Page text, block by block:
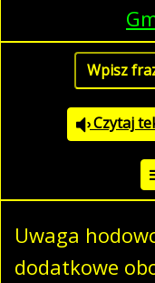
Czytaj
Uwaga
dodatkowe